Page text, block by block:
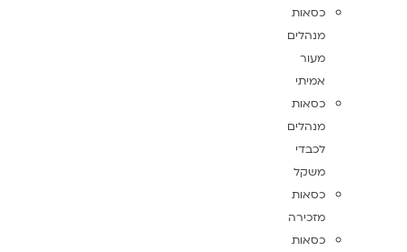
כסאות
מנהלים
מעור
אמיתי
כסאות
מנהלים
לכבדי
משקל
כסאות
מזכירה
כסאות